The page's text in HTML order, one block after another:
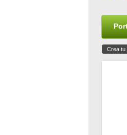
Crea tu